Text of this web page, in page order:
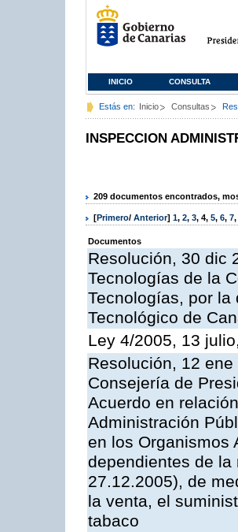
INICIO CONSULTA
Estás en: Inicio Consultas
INSPECCION
209 documentos encontrados,
[Primero/ Anterior] 1, 2, 3, 4, 5, 6, 7,
Documentos
Resolución, 30 dic
Tecnologías de la
Tecnologías, por la
Tecnológico de
Ley 4/2005, 13
Resolución, 12
Consejería de
Acuerdo en
Administración
en los Organismos
dependientes de la
27.12.2005), de
la venta, el
tabaco